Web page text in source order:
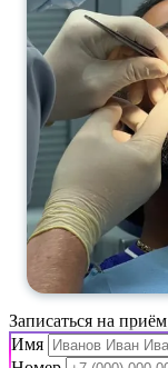
Записаться на приём
Имя